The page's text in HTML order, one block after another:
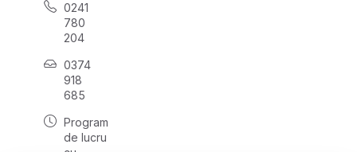
0241
780
204
0374
918
685
Program
de lucru